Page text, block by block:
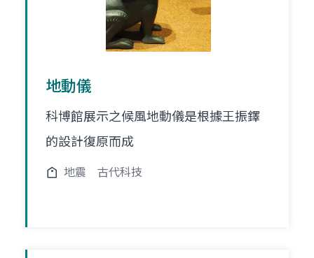
地動儀
科博館展示之候風地動儀是根據王振鐸
的設計復原而成
地震 古代科技